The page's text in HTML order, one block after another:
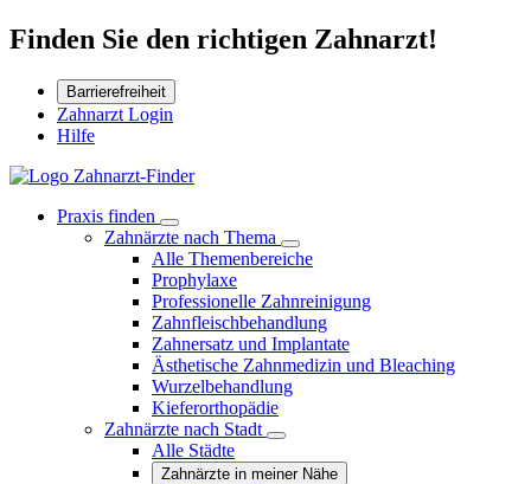
Finden Sie den richtigen Zahnarzt!
Barrierefreiheit
Zahnarzt Login
Hilfe
Praxis finden
Zahnärzte nach Thema
Alle Themenbereiche
Prophylaxe
Professionelle Zahnreinigung
Zahnfleischbehandlung
Zahnersatz und Implantate
Ästhetische Zahnmedizin und Bleaching
Wurzelbehandlung
Kieferorthopädie
Zahnärzte nach Stadt
Alle Städte
Zahnärzte in meiner Nähe